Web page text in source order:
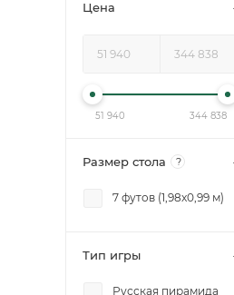
Цена
51 940 344 838
Размер стола ?
7 футов (1,98x0,99 м)
Тип игры
Русская пирамида